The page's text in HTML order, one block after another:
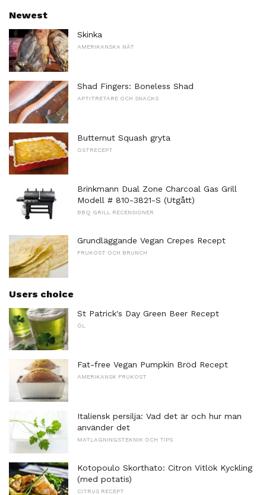
Newest
Skinka
AMERIKANSKA NÄT
Shad Fingers: Boneless Shad
APTITRETARE OCH SNACKS
Butternut Squash gryta
OSTRECEPT
Brinkmann Dual Zone Charcoal Gas Grill
Modell # 810-3821-S (Utgått)
BBQ GRILL RECENSIONER
Grundläggande Vegan Crepes Recept
FRUKOST OCH BRUNCH
Users choice
St Patrick's Day Green Beer Recept
ÖL
Fat-free Vegan Pumpkin Bröd Recept
AMERIKANSK FRUKOST
Italiensk persilja: Vad det är och hur man
använder det
MATLAGNINGSTEKNIK OCH TIPS
Kotopoulo Skorthato: Citron Vitlök Kyckling
(med potatis)
CITRUS RECEPT